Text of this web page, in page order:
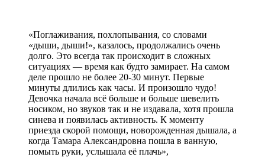
«Поглаживания, похлопывания, со словами
«дыши, дыши!», казалось, продолжались очень
долго. Это всегда так происходит в сложных
ситуациях — время как будто замирает. На самом
деле прошло не более 20-30 минут. Первые
минуты длились как часы. И произошло чудо!
Девочка начала всё больше и больше шевелить
носиком, но звуков так и не издавала, хотя прошла
синева и появилась активность. К моменту
приезда скорой помощи, новорожденная дышала, а
когда Тамара Александровна пошла в ванную,
помыть руки, услышала её плачь»,